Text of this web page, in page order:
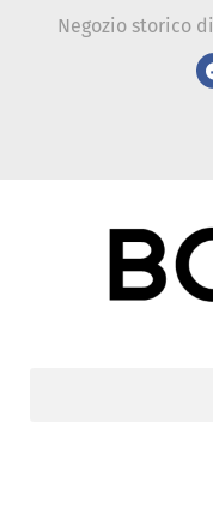
Negozio storico di